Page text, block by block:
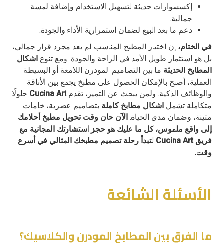
إكسسوارات حديثة لتسهيل الاستخدام وإضافة لمسة
جمالية.
دعم ما بعد البيع لضمان استمرارية الأداء والجودة.
في الختام، إن اختيار المطبخ المناسب لم يعد مجرد قرار جمالي،
بل هو استثمار طويل الأمد في الراحة والجودة. ومع تنوع اشكال
المطابخ الحديثة ما بين التصاميم المودرن اللامعة أو البسيطة
العملية، أصبح بالإمكان الحصول على مطبخ يجمع بين الأناقة
والوظائف الذكية. ولمن يبحث عن التميز، تقدم Cucina Art حلولًا
متكاملة تشمل اشكال مطابخ كاملة بتصاميم عصرية، خامات
متينة، وضمان مدى الحياة. الآن حان وقت تحويل مطبخ أحلامك
إلى واقع ملموس، كل ما عليك هو حجز استشارتك المجانية مع
فريق Cucina Art لتبدأ رحلة تصميم مطبخك المثالي في أسرع
وقت.
الأسئلة الشائعة
ما الفرق بين المطابخ المودرن والكلاسيك؟